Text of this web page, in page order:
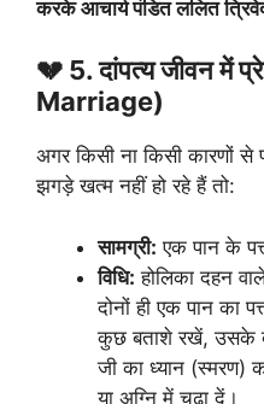
करके आचार्य पंडित ललित
💔 5. दांपत्य जीवन में
Marriage)
अगर किसी ना किसी कारणों
झगड़े खत्म नहीं हो रहे हैं तो:
सामग्री: एक पान के
विधि: होलिका दहन
दोनों ही एक पान का
कुछ बताशे रखें, उसके
जी का ध्यान (स्मरण)
या अग्नि में चढ़ा दें।